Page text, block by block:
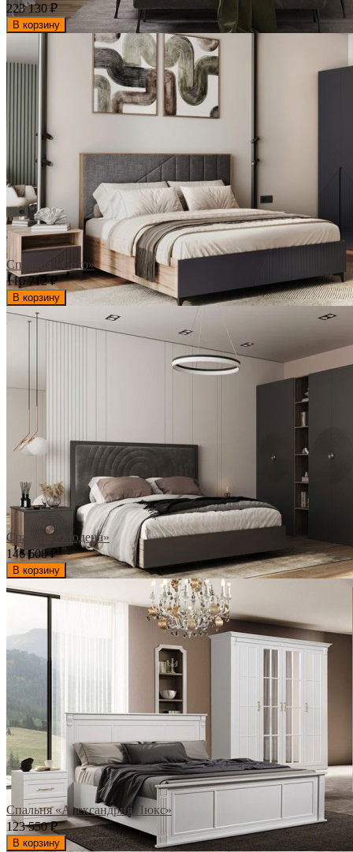
223 130 ₽
В корзину
Спальня «Сохо»
110 712₽
В корзину
Спальня «Модена»
146 608₽
В корзину
Спальня «Александрия Люкс»
123 550₽
В корзину